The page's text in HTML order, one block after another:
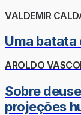
VALDEMIR
Uma batata
AROLDO
Sobre
projeções